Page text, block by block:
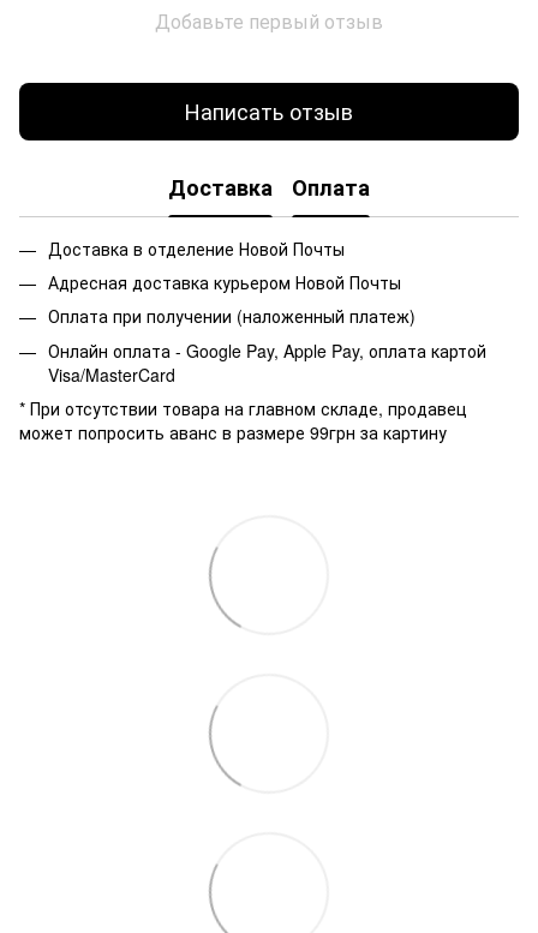
Добавьте первый отзыв
Написать отзыв
Доставка Оплата
Доставка в отделение Новой Почты
Адресная доставка курьером Новой Почты
Оплата при получении (наложенный платеж)
Онлайн оплата - Google Pay, Apple Pay, оплата картой
Visa/MasterCard
* При отсутствии товара на главном складе, продавец
может попросить аванс в размере 99грн за картину